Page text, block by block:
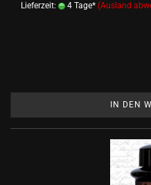
Lieferzeit:
4 Tage* (Ausland
IN DEN